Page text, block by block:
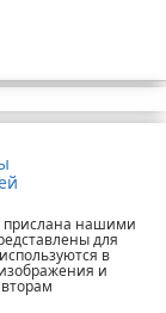
прислана нашими
для
в
и